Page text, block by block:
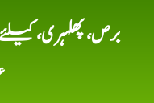
برص، پھلہری،